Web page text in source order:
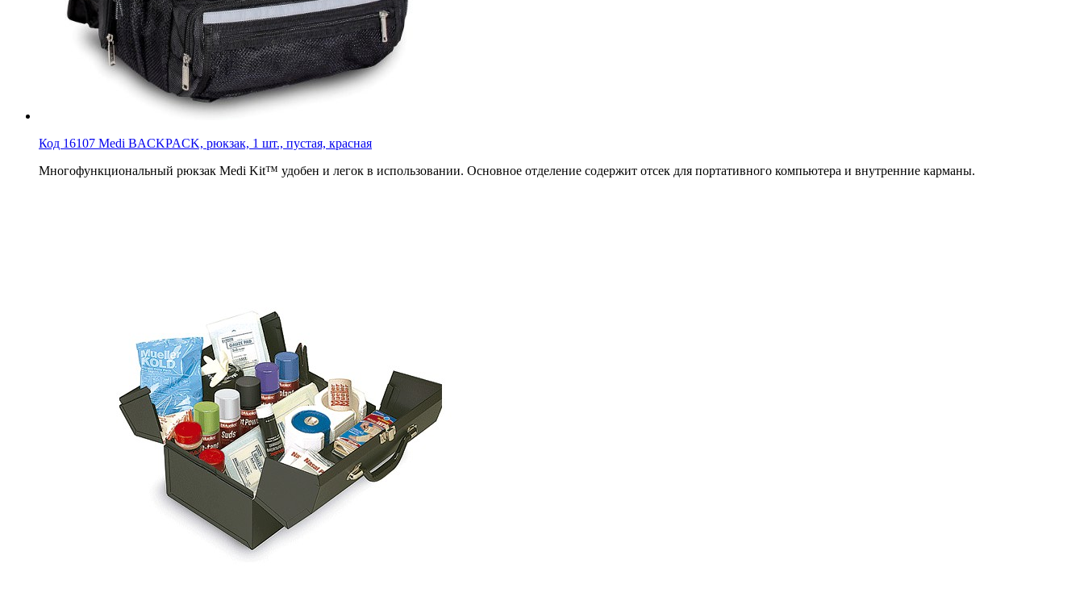
Код 16107 Medi BACKPACK, рюкзак, 1 шт., пустая, красная
Многофункциональный рюкзак Medi Kit™ удобен и легок в использовании. Основное отделение содержит отсек для портативного компьютера и внутренние карманы.